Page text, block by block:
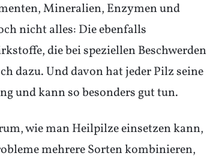
Mineralien, Enzymen und
nicht alles: Die ebenfalls
die bei speziellen Beschwerden
dazu. Und davon hat jeder Pilz seine
und kann so besonders gut tun.
wie man Heilpilze einsetzen kann,
mehrere Sorten kombinieren,